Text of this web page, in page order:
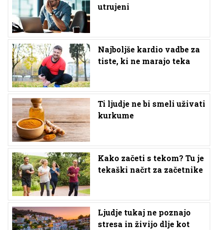
utrujeni
Najboljše kardio vadbe za
tiste, ki ne marajo teka
Ti ljudje ne bi smeli uživati
kurkume
Kako začeti s tekom? Tu je
tekaški načrt za začetnike
Ljudje tukaj ne poznajo
stresa in živijo dlje kot